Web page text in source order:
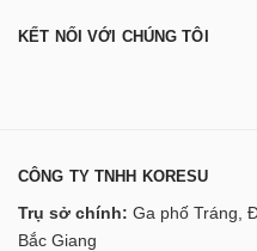
KẾT NỐI VỚI CHÚNG TÔI
CÔNG TY TNHH KORESU
Trụ sở chính: Ga phố Tráng,
Bắc Giang